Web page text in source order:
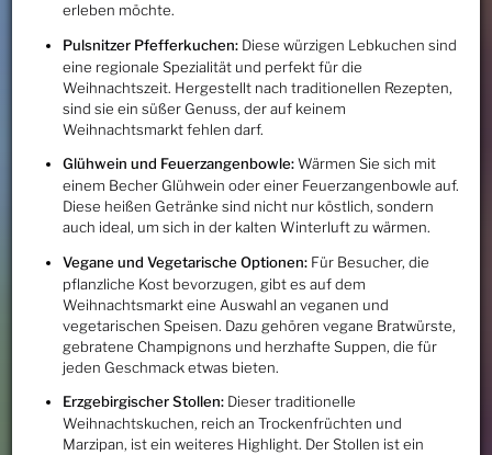
erleben möchte.
Pulsnitzer Pfefferkuchen:Diese würzigen Lebkuchen sind
eine regionale Spezialität und perfekt für die
Weihnachtszeit. Hergestellt nach traditionellen Rezepten,
sind sie ein süßer Genuss, der auf keinem
Weihnachtsmarkt fehlen darf.
Glühwein und Feuerzangenbowle:Wärmen Sie sich mit
einem Becher Glühwein oder einer Feuerzangenbowle auf.
Diese heißen Getränke sind nicht nur köstlich, sondern
auch ideal, um sich in der kalten Winterluft zu wärmen.
Vegane und Vegetarische Optionen:Für Besucher, die
pflanzliche Kost bevorzugen, gibt es auf dem
Weihnachtsmarkt eine Auswahl an veganen und
vegetarischen Speisen. Dazu gehören vegane Bratwürste,
gebratene Champignons und herzhafte Suppen, die für
jeden Geschmack etwas bieten.
Erzgebirgischer Stollen:Dieser traditionelle
Weihnachtskuchen, reich an Trockenfrüchten und
Marzipan, ist ein weiteres Highlight. Der Stollen ist ein